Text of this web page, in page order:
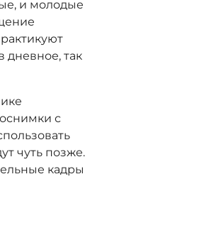
и молодые
дневное, так
с
чуть позже.
кадры